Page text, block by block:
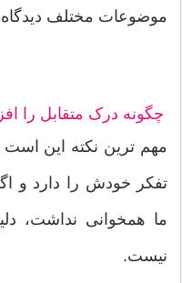
موضوعات مختلف دیدگاه
چگونه درک متقابل را
مهم ترین نکته این
تفکر خودش را دارد و
ما همخوانی نداشت،
نیست.